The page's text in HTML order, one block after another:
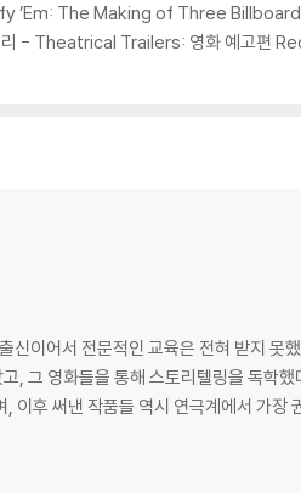
웨어로 업데이트된 DVD/BD 전용 기
시거나, DVD 클리너 등 전용 제품을 이
이 아닙니다. 단, 재생에 이상이 있는 경
으며, 동영상이 없는 경우 교환/반품이 제
합니다.
상이 발생하면, 재 판매가 어려우므로
. 택배 이동 중 파손이 발생하지 않도록
The Making of Three Billboards
- Theatrical Trailers: 영화 예고편
이어서 전문적인 교육은 전혀 받지 못
텔링을 독학했다. 1996년에 단 8일 만에 쓴 것으로
후 써낸 작품들 역시 연극계에서 가장